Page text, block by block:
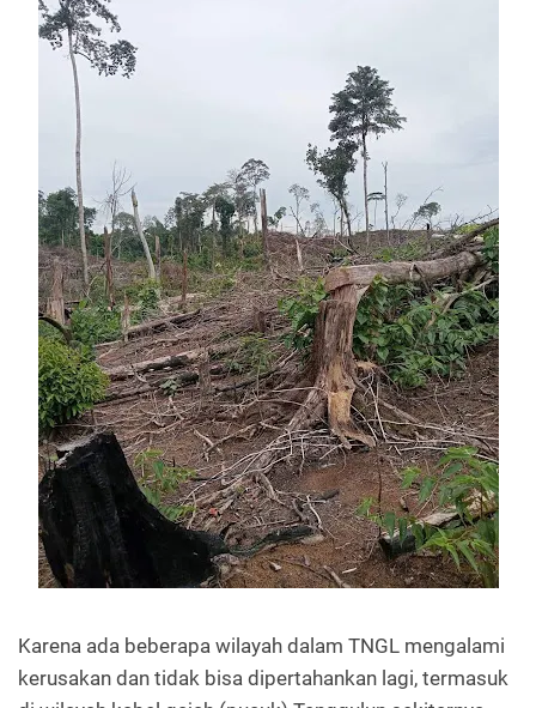
Karena ada beberapa wilayah dalam TNGL mengalami
kerusakan dan tidak bisa dipertahankan lagi, termasuk